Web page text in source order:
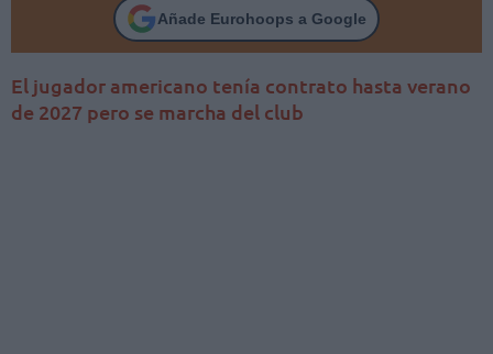
Añade Eurohoops a Google
El jugador americano tenía contrato hasta verano
de 2027 pero se marcha del club